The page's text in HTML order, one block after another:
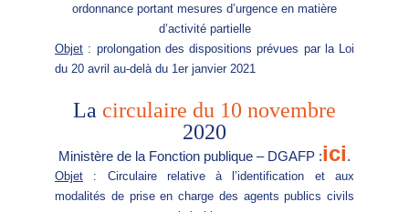
ordonnance portant mesures d’urgence en matière
d’activité partielle
Objet : prolongation des dispositions prévues par la Loi
du 20 avril au-delà du 1er janvier 2021
La circulaire du 10 novembre
2020
Ministère de la Fonction publique – DGAFP :ici.
Objet : Circulaire relative à l’identification et aux
modalités de prise en charge des agents publics civils